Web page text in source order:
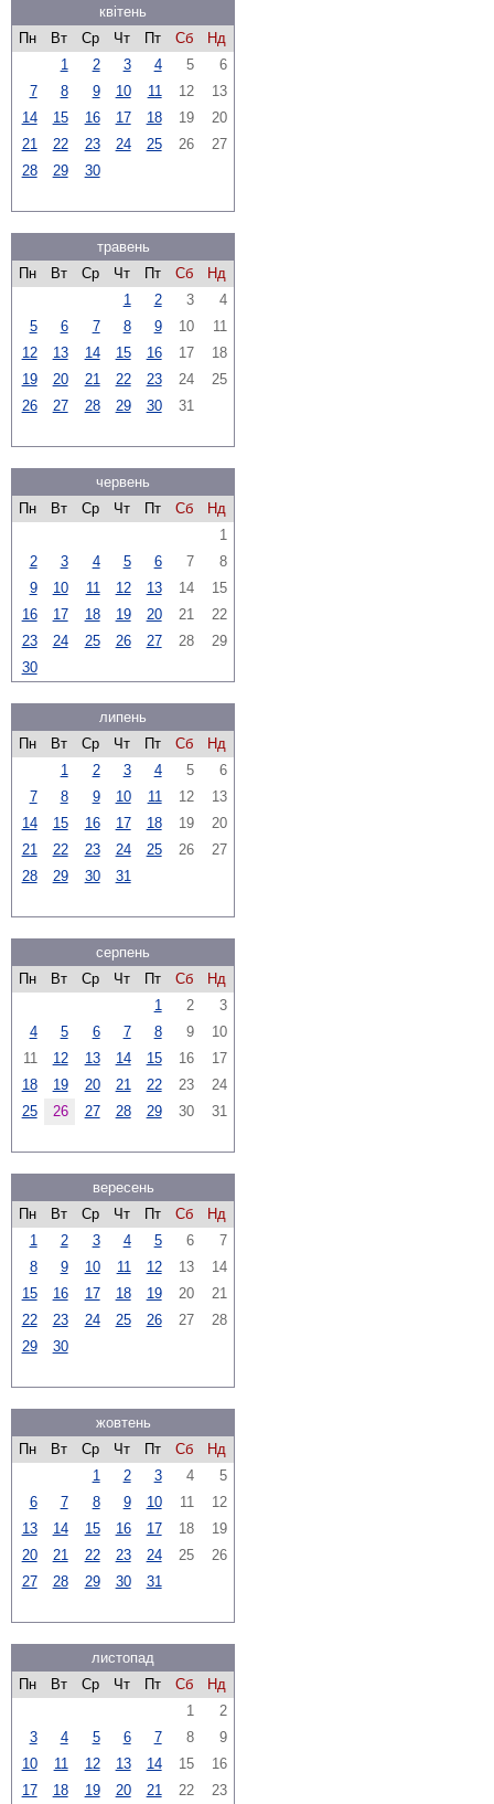
квітень
Пн
Вт Ср Чт Пт Сб
Нд
1
2 3 4 5
6
7
8 9 10 11 12
13
14
15 16 17 18 19
20
21
22 23 24 25 26
27
28
29 30
травень
Пн
Вт Ср Чт Пт Сб
Нд
1
2 3
4
5
6 7 8 9 10
11
12
13 14 15 16 17
18
19
20 21 22 23 24
25
26
27 28 29 30 31
червень
Пн
Вт Ср Чт Пт Сб
Нд
1
2
3 4 5 6 7
8
9
10 11 12 13 14
15
16
17 18 19 20 21
22
23
24 25 26 27 28
29
30
липень
Пн
Вт Ср Чт Пт Сб
Нд
1
2 3 4 5
6
7
8 9 10 11 12
13
14
15 16 17 18 19
20
21
22 23 24 25 26
27
28
29 30 31
серпень
Пн
Вт Ср Чт Пт Сб
Нд
1
2
3
4
5 6 7 8 9
10
11
12 13 14 15 16
17
18
19 20 21 22 23
24
25
26 27 28 29 30 31
вересень
Пн
Вт Ср Чт Пт Сб
Нд
1
2 3 4 5 6
7
8
9 10 11 12 13
14
15
16 17 18 19 20
21
22
23 24 25 26 27
28
29
30
жовтень
Пн
Вт Ср Чт Пт Сб
Нд
1
2 3 4
5
6
7 8 9 10 11
12
13
14 15 16 17 18
19
20
21 22 23 24 25
26
27
28 29 30 31
листопад
Пн
Вт Ср Чт Пт Сб
Нд
1
2
3
4 5 6 7 8
9
10
11 12 13 14 15
16
17
18 19 20 21 22 23